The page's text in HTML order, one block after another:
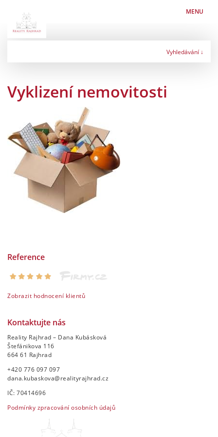
MENU
Vyhledávání ↓
Typ nemovitosti
Lokalita
Maximální cena
Vyklizení nemovitosti
Reference
Zobrazit hodnocení klientů
Kontaktujte nás
Reality Rajhrad – Dana Kubásková
Štefánikova 116
664 61 Rajhrad
+420 776 097 097
dana.kubaskova@realityrajhrad.cz
IČ: 70414696
Podmínky zpracování osobních údajů